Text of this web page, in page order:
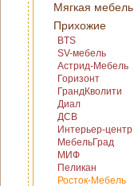
Мягкая мебель
Прихожие
BTS
SV-мебель
Астрид-Мебель
Горизонт
ГрандКволити
Диал
ДСВ
Интерьер-центр
МебельГрад
МИФ
Пеликан
Росток-Мебель